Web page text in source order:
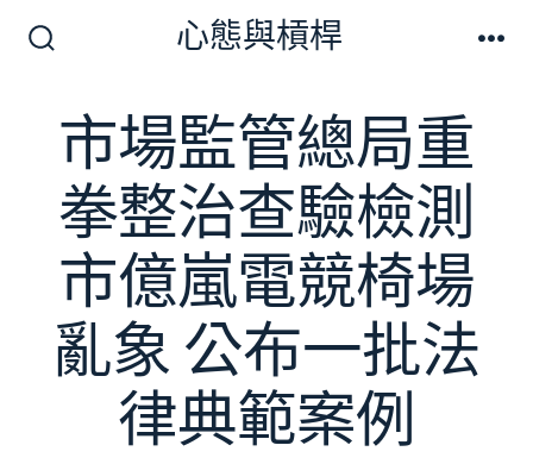
換
關
心態與槓桿
市場監管總局重
拳整治查驗檢測
市億嵐電競椅場
亂象 公布一批法
律典範案例